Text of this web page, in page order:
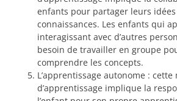
enfants pour partager leurs
connaissances. Les enfants qui
interagissant avec d’autres
besoin de travailler en groupe
comprendre les concepts.
L’apprentissage autonome : cette
d’apprentissage implique la